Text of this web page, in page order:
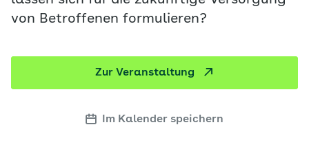
von Betroffenen formulieren?
Zur Veranstaltung
Im Kalender speichern